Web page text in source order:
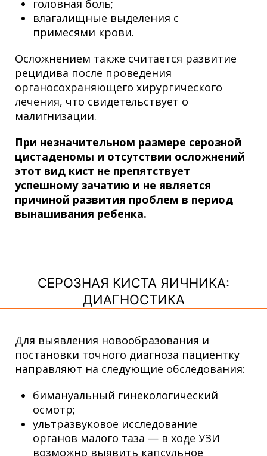
головная боль;
влагалищные выделения с
примесями крови.
Осложнением также считается развитие
рецидива после проведения
органосохраняющего хирургического
лечения, что свидетельствует о
малигнизации.
При незначительном размере серозной
цистаденомы и отсутствии осложнений
этот вид кист не препятствует
успешному зачатию и не является
причиной развития проблем в период
вынашивания ребенка.
СЕРОЗНАЯ КИСТА ЯИЧНИКА:
ДИАГНОСТИКА
Для выявления новообразования и
постановки точного диагноза пациентку
направляют на следующие обследования:
бимануальный гинекологический
осмотр;
ультразвуковое исследование
органов малого таза — в ходе УЗИ
возможно выявить капсульное